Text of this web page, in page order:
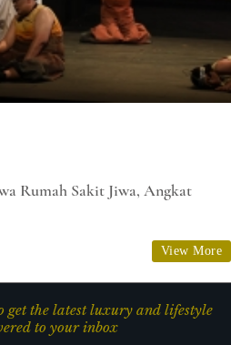
Rumah Sakit Jiwa, Angkat
View More
get the latest luxury and lifestyle
to your inbox